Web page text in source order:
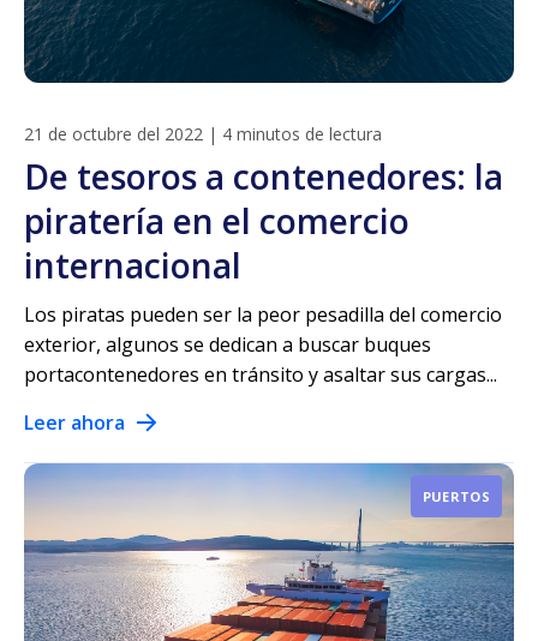
21 de octubre del 2022 | 4 minutos de lectura
De tesoros a contenedores: la
piratería en el comercio
internacional
Los piratas pueden ser la peor pesadilla del comercio
exterior, algunos se dedican a buscar buques
portacontenedores en tránsito y asaltar sus cargas...
Leer ahora
PUERTOS